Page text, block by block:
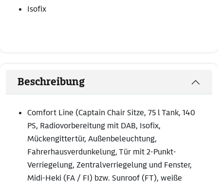
Isofix
Beschreibung
Comfort Line (Captain Chair Sitze, 75 l Tank, 140
PS, Radiovorbereitung mit DAB, Isofix,
Mückengittertür, Außenbeleuchtung,
Fahrerhausverdunkelung, Tür mit 2-Punkt-
Verriegelung, Zentralverriegelung und Fenster,
Midi-Heki (FA / FI) bzw. Sunroof (FT), weiße